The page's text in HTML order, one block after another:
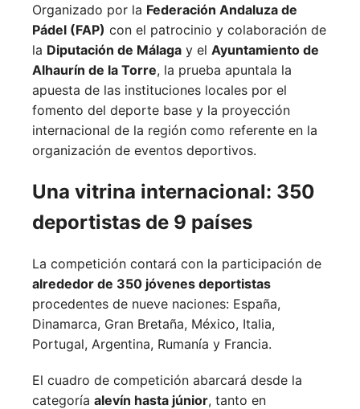
Organizado por la Federación Andaluza de
Pádel (FAP) con el patrocinio y colaboración de
la Diputación de Málaga y el Ayuntamiento de
Alhaurín de la Torre, la prueba apuntala la
apuesta de las instituciones locales por el
fomento del deporte base y la proyección
internacional de la región como referente en la
organización de eventos deportivos.
Una vitrina internacional: 350
deportistas de 9 países
La competición contará con la participación de
alrededor de 350 jóvenes deportistas
procedentes de nueve naciones: España,
Dinamarca, Gran Bretaña, México, Italia,
Portugal, Argentina, Rumanía y Francia.
El cuadro de competición abarcará desde la
categoría alevín hasta júnior, tanto en